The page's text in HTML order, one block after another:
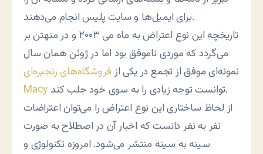
برای ایمیل‌ها و سایت پلیس انجام می‌دهند.
تاریخچه این نوع اعتراض به ماه می ۲۰۰۳ و در منهتن بر
می‌گردد که موردی ناموفق بود اما در ژوئن همان سال
نمونه‌ای موفق از تجمع در یکی از فروشگاه‌های زنجیره‌ای
Macy
توانست توجه زیادی را به سوی خود جلب کند.
از لحاظ ساختاری این نوع اعتراض را می‌توان اعتراضات
نفر به نفر دانست که اخبار آن در اصطلاح به صورت
سینه به سینه منتشر می‌شود. امروزه تکنولوژی و